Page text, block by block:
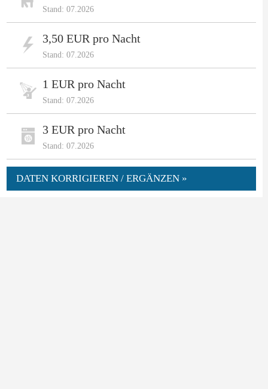
Stand: 07.2026
3,50 EUR pro Nacht
Stand: 07.2026
1 EUR pro Nacht
Stand: 07.2026
3 EUR pro Nacht
Stand: 07.2026
DATEN KORRIGIEREN / ERGÄNZEN »